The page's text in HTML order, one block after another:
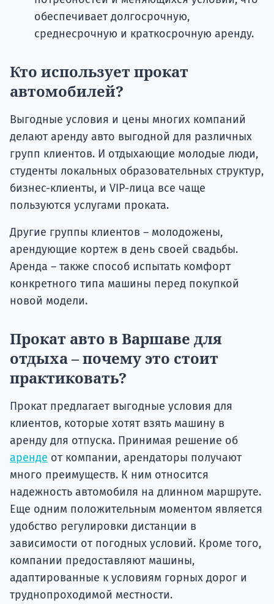
обеспечивает долгосрочную,
среднесрочную и краткосрочную аренду.
Кто использует прокат
автомобилей?
Выгодные условия и цены многих компаний
делают аренду авто выгодной для различных
групп клиентов. И отдыхающие молодые люди,
студенты локальных образовательных структур,
бизнес-клиенты, и VIP-лица все чаще
пользуются услугами проката.
Другие группы клиентов – молодожены,
арендующие кортеж в день своей свадьбы.
Аренда – также способ испытать комфорт
конкретного типа машины перед покупкой
новой модели.
Прокат авто в Варшаве для
отдыха – почему это стоит
практиковать?
Прокат предлагает выгодные условия для
клиентов, которые хотят взять машину в
аренду для отпуска. Принимая решение об
аренде от компании, арендаторы получают
много преимуществ. К ним относится
надежность автомобиля на длинном маршруте.
Еще одним положительным моментом является
удобство регулировки дистанции в
зависимости от погодных условий. Кроме того,
компании предоставляют машины,
адаптированные к условиям горных дорог и
труднопроходимой местности.